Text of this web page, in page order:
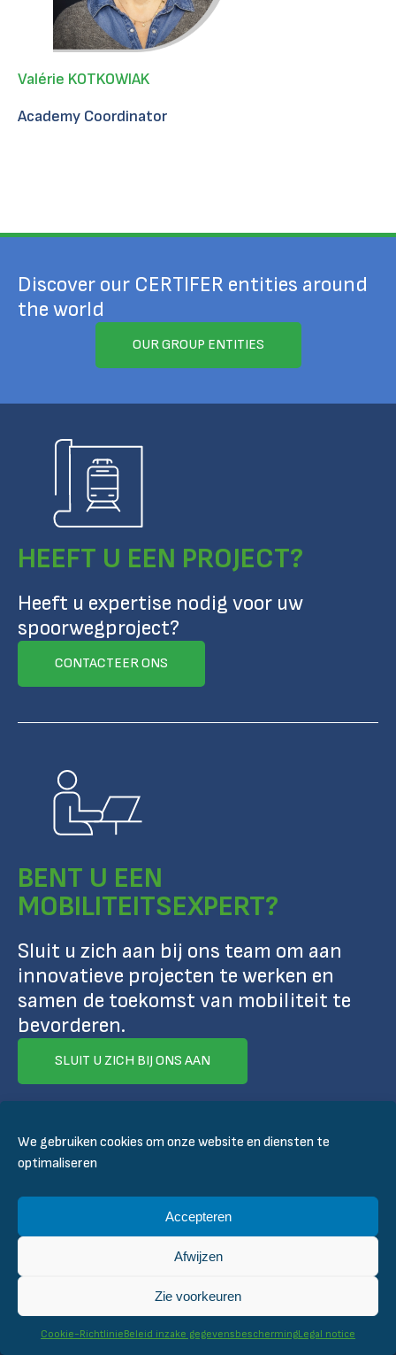
We gebruiken cookies om onze website en diensten te
optimaliseren
Accepteren
Afwijzen
Zie voorkeuren
Cookie-RichtlinieBeleid inzake gegevensbeschermingLegal notice
Valérie KOTKOWIAK
Academy Coordinator
Discover our CERTIFER entities around
the world
OUR GROUP ENTITIES
HEEFT U EEN PROJECT?
Heeft u expertise nodig voor uw
spoorwegproject?
CONTACTEER ONS
BENT U EEN
MOBILITEITSEXPERT?
Sluit u zich aan bij ons team om aan
innovatieve projecten te werken en
samen de toekomst van mobiliteit te
bevorderen.
SLUIT U ZICH BIJ ONS AAN
CONTACT